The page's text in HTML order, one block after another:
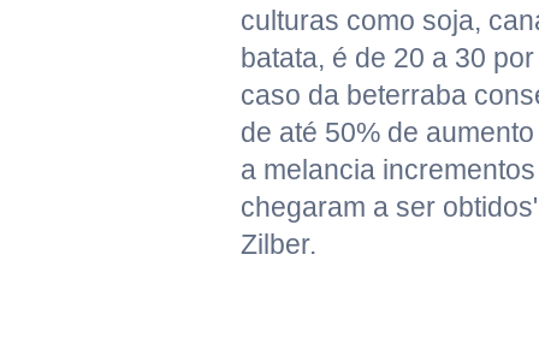
culturas como soja,
batata, é de 20 a 30
caso da beterraba
de até 50% de
a melancia
chegaram a ser
Zilber.